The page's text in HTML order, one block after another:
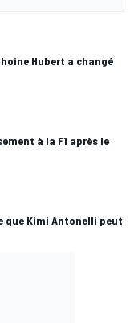
Hubert a changé
à la F1 après le
que Kimi Antonelli peut